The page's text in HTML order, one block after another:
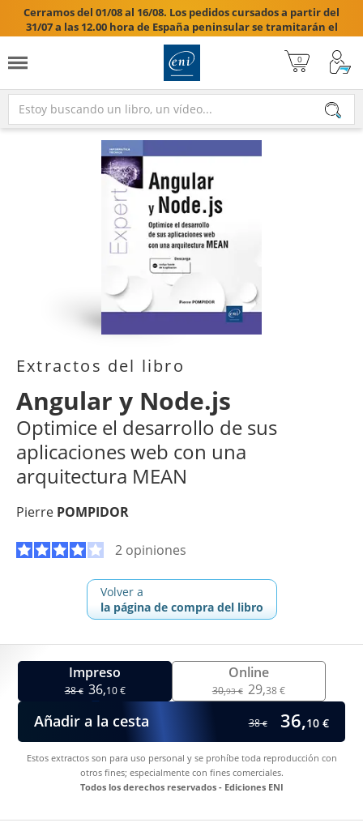
Cerramos del 01/08 al 16/08. Los pedidos cursados a partir del
31/07 a las 12.00 hora de España peninsular se tramitarán el
17/08/2026.

Extractos del libro
Angular y Node.js
Optimice el desarrollo de sus
aplicaciones web con una
arquitectura MEAN
Pierre POMPIDOR
2 opiniones
Volver a
la página de compra del libro
Impreso
38€ 36,10 €
Online
30,93 € 29,38 €
Añadir a la cesta 38€ 36,10 €
Estos extractos son para uso personal y se prohíbe toda reproducción con
otros fines; especialmente con fines comerciales.
Todos los derechos reservados - Ediciones ENI